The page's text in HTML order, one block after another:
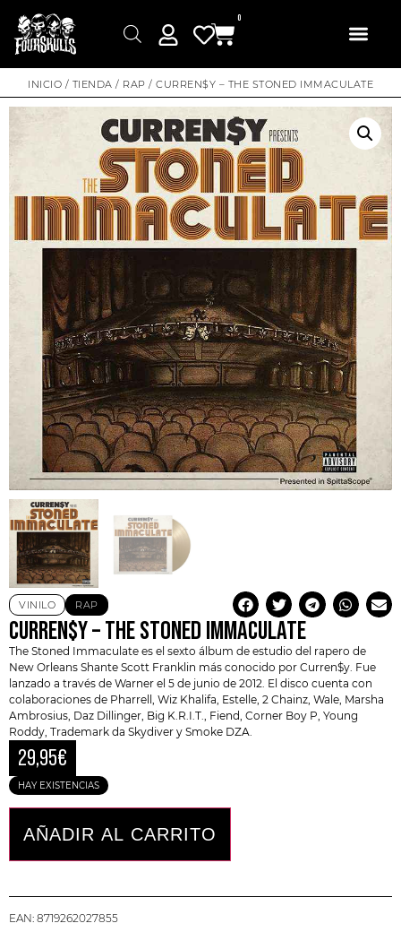
0
INICIO / TIENDA / RAP / CURREN$Y – THE STONED IMMACULATE
VINILO RAP
CURREN$Y – THE STONED IMMACULATE
The Stoned Immaculate es el sexto álbum de estudio del rapero de
New Orleans Shante Scott Franklin más conocido por Curren$y. Fue
lanzado a través de Warner el 5 de junio de 2012. El disco cuenta con
colaboraciones de Pharrell, Wiz Khalifa, Estelle, 2 Chainz, Wale, Marsha
Ambrosius, Daz Dillinger, Big K.R.I.T., Fiend, Corner Boy P, Young
Roddy, Trademark da Skydiver y Smoke DZA.
29,95€
HAY EXISTENCIAS
AÑADIR AL CARRITO
EAN: 8719262027855